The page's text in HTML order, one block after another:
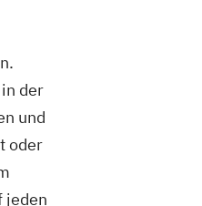
der
und
oder
jeden